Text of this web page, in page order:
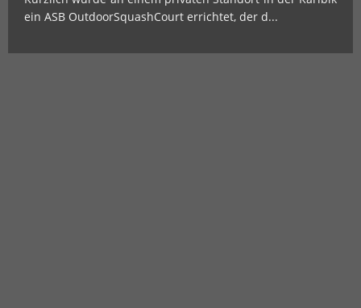
ein ASB OutdoorSquashCourt errichtet, der d...